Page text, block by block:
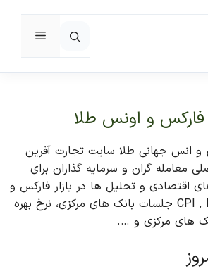
فهرست
فارکس و اونس طلا
و انس جهانی طلا سایت تجارت آفرین
معامله گران و سرمایه گذاران برای
اقتصادی و تحلیل ها در بازار فارکس و
طلا. اخبار CPI , PCE, NFP جلسات بانک های مرکزی، نرخ بهره
های مرکزی و ….